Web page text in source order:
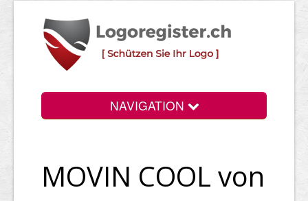
NAVIGATION
Login
MOVIN COOL von